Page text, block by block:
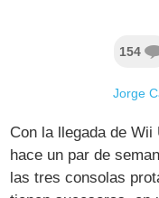
154
Jorge
Con la llegada de
hace un par de
las tres consolas